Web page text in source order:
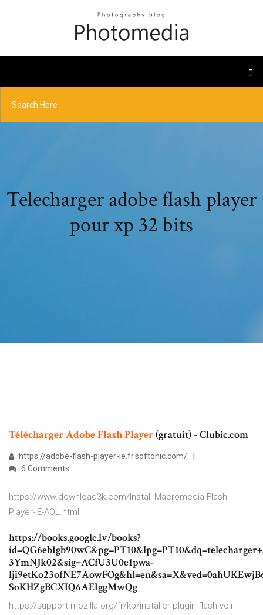
Telecharger adobe flash player
pour xp 32 bits
TéléchargerAdobeFlashPlayer(gratuit) - Clubic.com
https://adobe-flash-player-ie.fr.softonic.com/
6 Comments
https://www.download3k.com/Install-Macromedia-Flash-
Player-IE-AOL.html
https://books.google.lv/books?
3YmNJk02&sig=ACfU3U0e1pwa-
SoKHZgBCXIQ6AEIggMwQg
https://support.mozilla.org/fr/kb/installer-plugin-flash-voir-